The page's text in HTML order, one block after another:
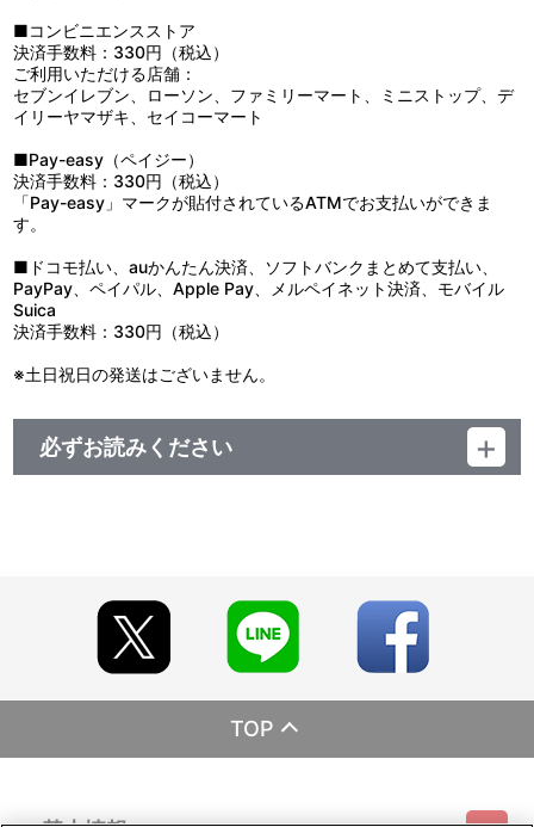
■コンビニエンスストア
決済手数料：330円（税込）
ご利用いただける店舗：
セブンイレブン、ローソン、ファミリーマート、ミニストップ、デ
イリーヤマザキ、セイコーマート
■Pay-easy（ペイジー）
決済手数料：330円（税込）
「Pay-easy」マークが貼付されているATMでお支払いができま
す。
■ドコモ払い、auかんたん決済、ソフトバンクまとめて支払い、
PayPay、ペイパル、Apple Pay、メルペイネット決済、モバイル
Suica
決済手数料：330円（税込）
※土日祝日の発送はございません。
必ずお読みください
ざいます。
※本商品は、今後一般店舗、イベント会場や海外等で販売する場合
があります。
※撮影環境やご利用のモニター環境により､実物と多少異なって見え
る場合がございます。
※商品画像はイメージです。実際の商品仕様が異なる場合がござい
ます。あらかじめご了承ください。
※すでにご注文しているかのご確認には､｢マイページ｣→｢ご注文履
TOP